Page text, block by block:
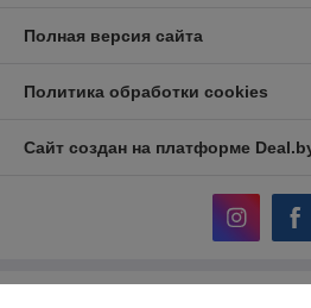
Полная версия сайта
Политика обработки cookies
Сайт создан на платформе